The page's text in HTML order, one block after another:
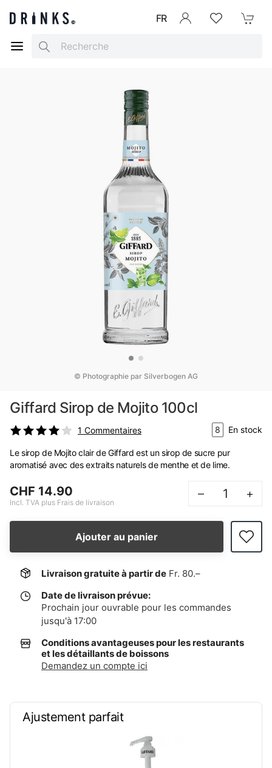
FR
Search
© Photographie par Silverbogen AG
Giffard Sirop de Mojito 100cl
1 Commentaires 8 En stock
Le sirop de Mojito clair de Giffard est un sirop de sucre pur
aromatisé avec des extraits naturels de menthe et de lime.
CHF 14.90
Incl. TVA plus Frais de livraison
– +
Ajouter au panier
Livraison gratuite à partir de Fr. 80.–
Date de livraison prévue:
Prochain jour ouvrable pour les commandes
jusqu'à 17:00
Conditions avantageuses pour les restaurants
et les détaillants de boissons
Demandez un compte ici
Ajustement parfait